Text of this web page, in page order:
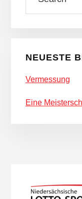
NEUESTE
Vermessung
Eine